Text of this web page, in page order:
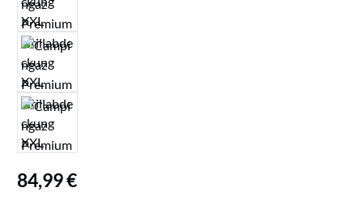
Regulärer Preis:
84,99 €